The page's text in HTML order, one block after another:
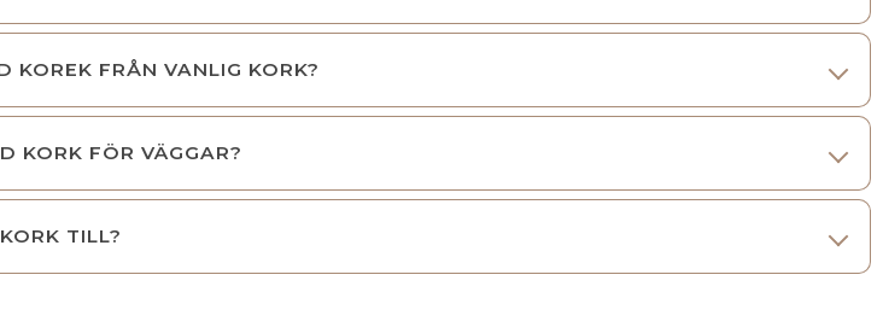
KOREK FRÅN VANLIG KORK?
KORK FÖR VÄGGAR?
TILL?